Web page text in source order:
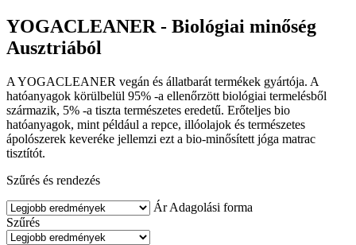
YOGACLEANER - Biológiai minőség
Ausztriából
A YOGACLEANER vegán és állatbarát termékek gyártója. A
hatóanyagok körülbelül 95% -a ellenőrzött biológiai termelésből
származik, 5% -a tiszta természetes eredetű. Erőteljes bio
hatóanyagok, mint például a repce, illóolajok és természetes
ápolószerek keveréke jellemzi ezt a bio-minősített jóga matrac
tisztítót.
Szűrés és rendezés
Ár Adagolási forma
Szűrés